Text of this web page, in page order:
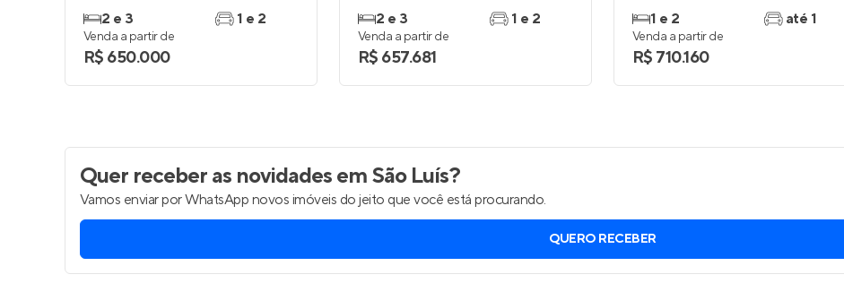
2 e 3
1 e 2
Venda a partir de
R$ 650.000
2 e 3
1 e 2
Venda a partir de
R$ 657.681
1 e 2
até 1
Venda a partir de
R$ 710.160
Quer receber as novidadesem São Luís?
Vamos enviar por WhatsApp novos imóveis do jeito que você está procurando.
QUERO RECEBER